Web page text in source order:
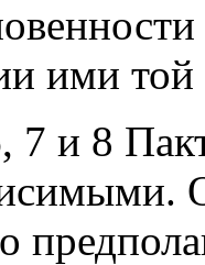
ими
7 и 8